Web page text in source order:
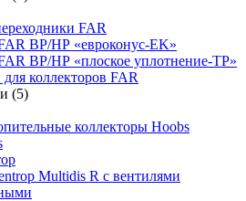
FAR
ВР/НР «евроконус-EK»
ВР/НР «плоское уплотнение-TP»
коллекторов FAR
(5)
коллекторы Hoobs
Multidis R с вентилями